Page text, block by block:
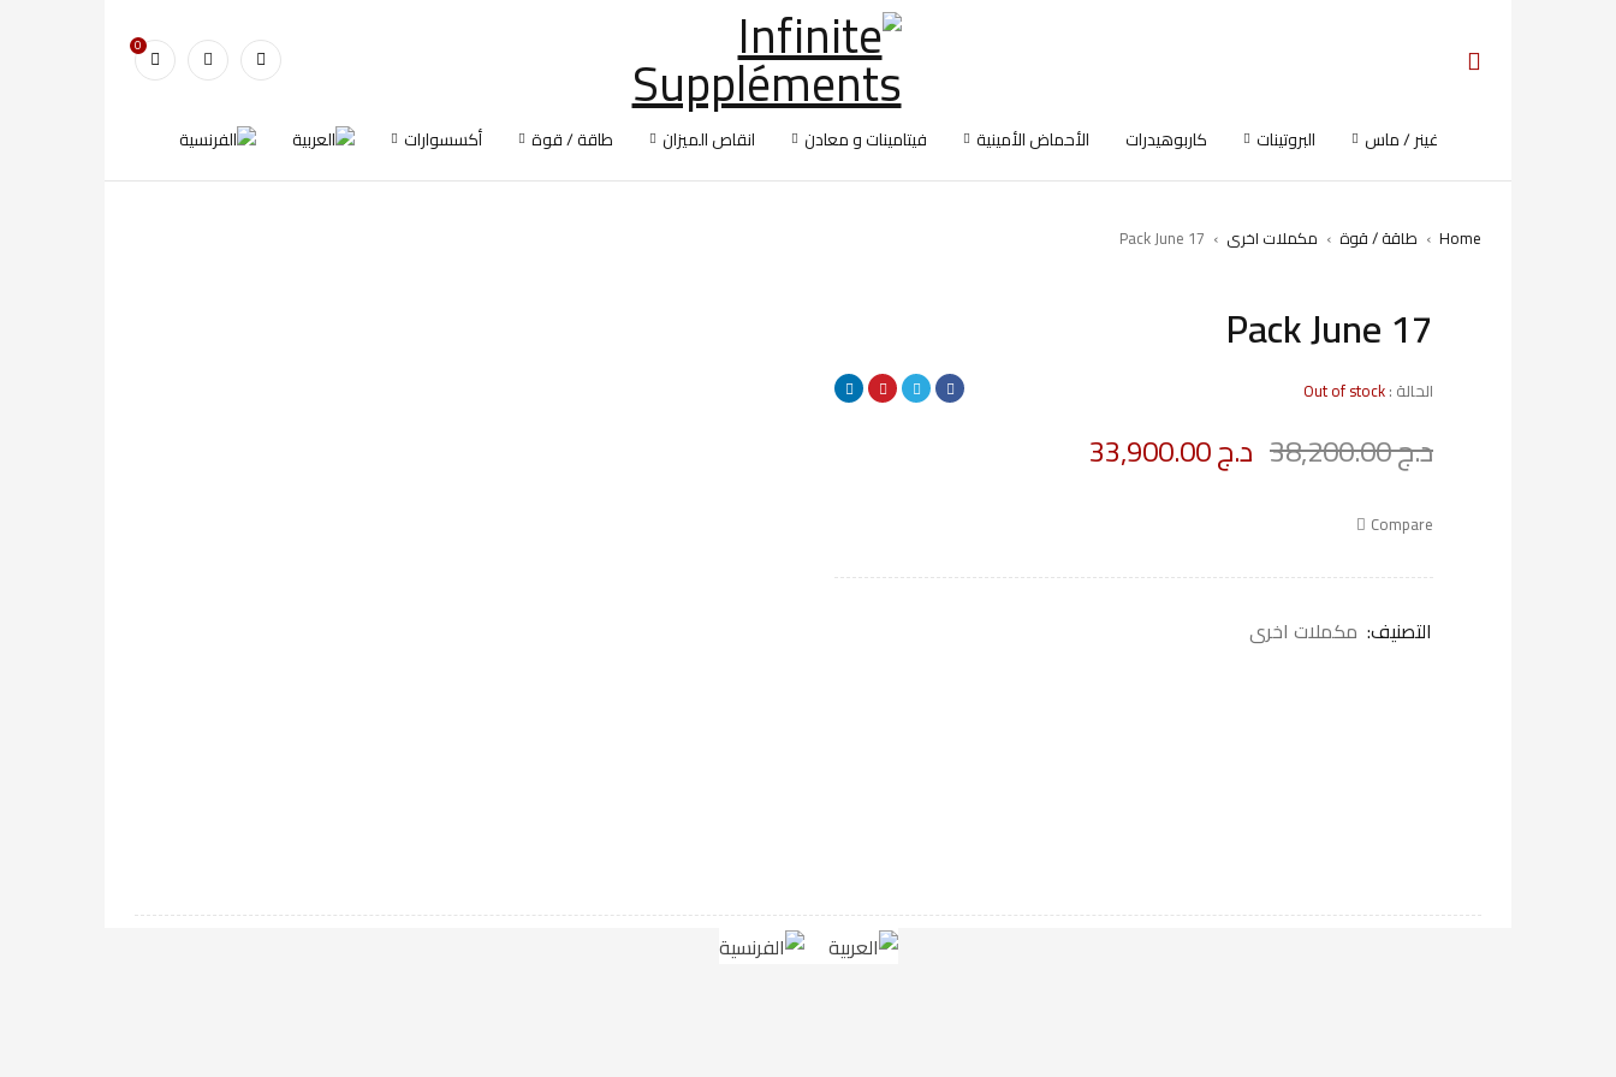
0
غينر / ماس البروتينات كاربوهيدرات الأحماض الأمينية فيتامينات و معادن انقاص الميزان طاقة / قوة أكسسوارات
Home
› طاقة / قوة › مكملات اخرى ›
Pack June 17
SOLD OUT
Pack June 17
الحالة :Out of stock
Deals ends in:د.ج38,200.00 د.ج
Compare
التصنيف: مكملات اخرى